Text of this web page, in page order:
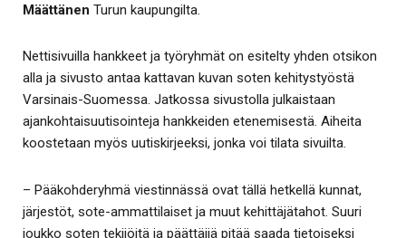
Määttänen Turun kaupungilta.
Nettisivuilla hankkeet ja työryhmät on esitelty yhden otsikon
alla ja sivusto antaa kattavan kuvan soten kehitystyöstä
Varsinais-Suomessa. Jatkossa sivustolla julkaistaan
ajankohtaisuutisointeja hankkeiden etenemisestä. Aiheita
koostetaan myös uutiskirjeeksi, jonka voi tilata sivuilta.
– Pääkohderyhmä viestinnässä ovat tällä hetkellä kunnat,
järjestöt, sote-ammattilaiset ja muut kehittäjätahot. Suuri
joukko soten tekijöitä ja päättäjiä pitää saada tietoiseksi